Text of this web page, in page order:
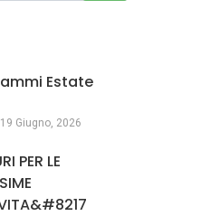
Estate
19 Giugno, 2026
PER LE